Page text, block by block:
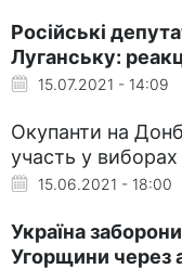
Російські
Луганську:
15.07.2021 - 14:09
Окупанти на
участь у
15.06.2021 - 18:00
Україна
Угорщини через